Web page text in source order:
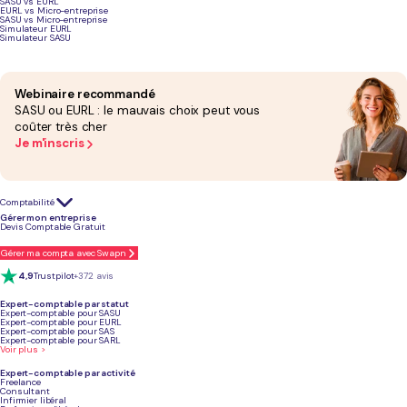
EURL vs Micro-entreprise
SASU vs Micro-entreprise
Simulateur EURL
Simulateur SASU
Webinaire recommandé
SASU ou EURL : le mauvais choix peut vous
coûter très cher
Je m'inscris
Comptabilité
Gérer mon entreprise
Devis Comptable Gratuit
Gérer ma compta avec Swapn
4,9Trustpilot+372 avis
Expert-comptable par statut
Expert-comptable pour SASU
Expert-comptable pour EURL
Expert-comptable pour SAS
Expert-comptable pour SARL
Voir plus >
Expert-comptable par activité
Freelance
Consultant
Infirmier libéral
Article mis à jour
Créer une entreprise tous corps